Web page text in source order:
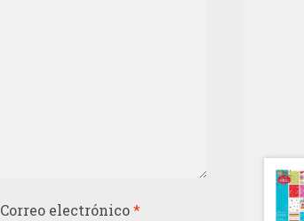
Correo electrónico*